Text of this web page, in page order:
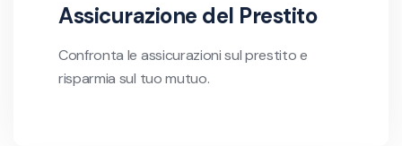
Assicurazione del Prestito
Confronta le assicurazioni sul prestito e
risparmia sul tuo mutuo.